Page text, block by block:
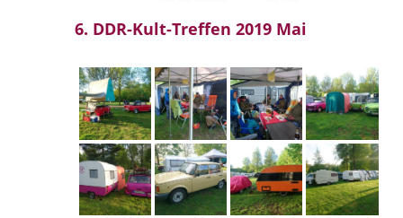
6. DDR-Kult-Treffen 2019 Mai